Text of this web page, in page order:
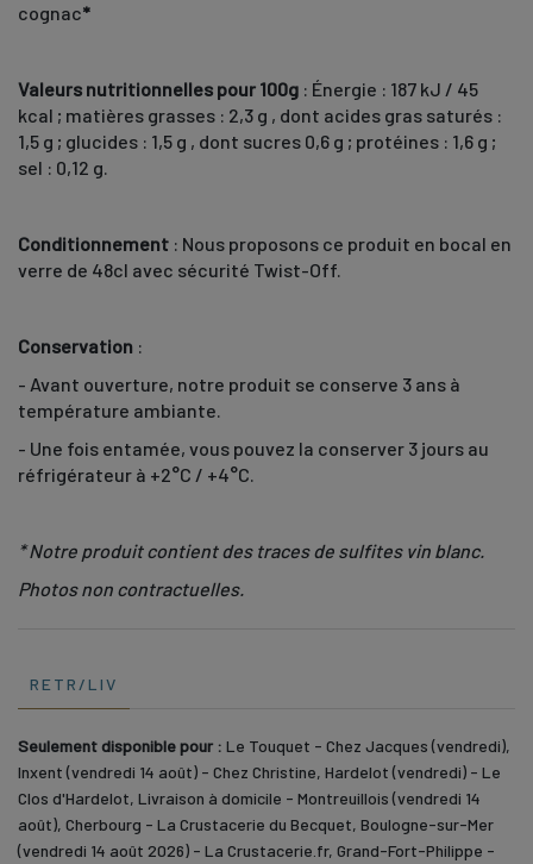
cognac*
Valeurs nutritionnelles pour 100g : Énergie : 187 kJ / 45
kcal ; matières grasses : 2,3 g , dont acides gras saturés :
1,5 g ; glucides : 1,5 g , dont sucres 0,6 g ; protéines : 1,6 g ;
sel : 0,12 g.
Conditionnement : Nous proposons ce produit en bocal en
verre de 48cl avec sécurité Twist-Off.
Conservation :
- Avant ouverture, notre produit se conserve 3 ans à
température ambiante.
- Une fois entamée, vous pouvez la conserver 3 jours au
réfrigérateur à +2°C / +4°C.
* Notre produit contient des traces de sulfites vin blanc.
Photos non contractuelles.
RETR/LIV
Seulement disponible pour : Le Touquet - Chez Jacques (vendredi),
Inxent (vendredi 14 août) - Chez Christine, Hardelot (vendredi) - Le
Clos d'Hardelot, Livraison à domicile - Montreuillois (vendredi 14
août), Cherbourg - La Crustacerie du Becquet, Boulogne-sur-Mer
(vendredi 14 août 2026) - La Crustacerie.fr, Grand-Fort-Philippe -